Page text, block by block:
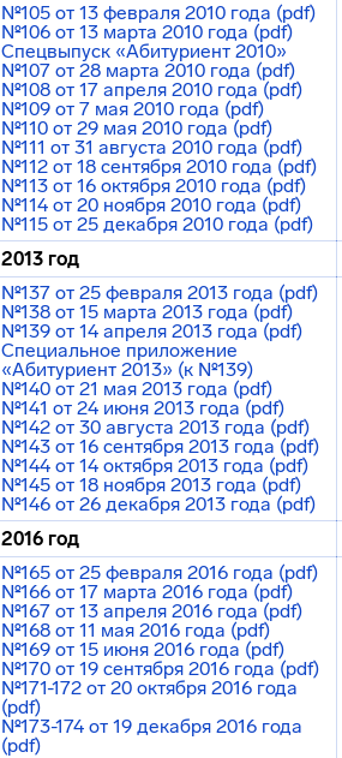
№105 от 13 февраля 2010 года (pdf)
№106 от 13 марта 2010 года (pdf)
Спецвыпуск «Абитуриент 2010»
№107 от 28 марта 2010 года (pdf)
№108 от 17 апреля 2010 года (pdf)
№109 от 7 мая 2010 года (pdf)
№110 от 29 мая 2010 года (pdf)
№111 от 31 августа 2010 года (pdf)
№112 от 18 сентября 2010 года (pdf)
№113 от 16 октября 2010 года (pdf)
№114 от 20 ноября 2010 года (pdf)
№115 от 25 декабря 2010 года (pdf)
2013 год
№137 от 25 февраля 2013 года (pdf)
№138 от 15 марта 2013 года (pdf)
№139 от 14 апреля 2013 года (pdf)
Специальное приложение
«Абитуриент 2013» (к №139)
№140 от 21 мая 2013 года (pdf)
№141 от 24 июня 2013 года (pdf)
№142 от 30 августа 2013 года (pdf)
№143 от 16 сентября 2013 года (pdf)
№144 от 14 октября 2013 года (pdf)
№145 от 18 ноября 2013 года (pdf)
№146 от 26 декабря 2013 года (pdf)
2016 год
№165 от 25 февраля 2016 года (pdf)
№166 от 17 марта 2016 года (pdf)
№167 от 13 апреля 2016 года (pdf)
№168 от 11 мая 2016 года (pdf)
№169 от 15 июня 2016 года (pdf)
№170 от 19 сентября 2016 года (pdf)
№171-172 от 20 октября 2016 года
(pdf)
№173-174 от 19 декабря 2016 года
(pdf)